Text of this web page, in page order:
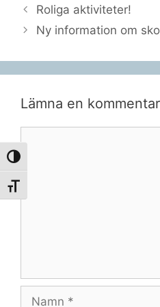
Slå på/av hög kontrast
Slå på/av textstorlek
Roliga aktiviteter!
Ny information om
Lämna en kommentar